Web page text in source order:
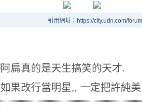
引用網址：https://city.udn.com/
阿扁真的是天生搞笑的天才.
如果改行當明星,, 一定把許純